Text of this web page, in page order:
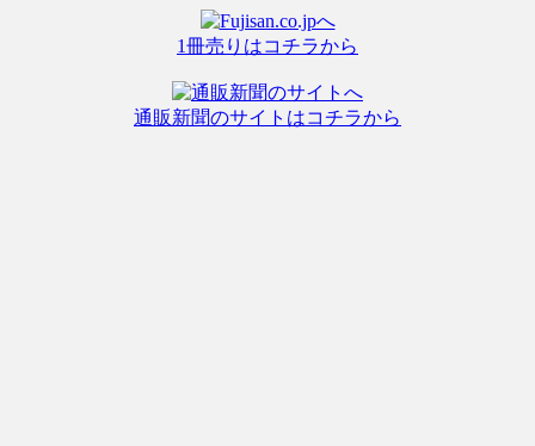
1冊売りはコチラから
通販新聞のサイトはコチラから